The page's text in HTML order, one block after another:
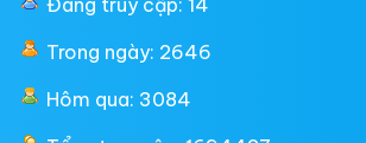
Đang truy cập: 14
Trong ngày: 2646
Hôm qua: 3084